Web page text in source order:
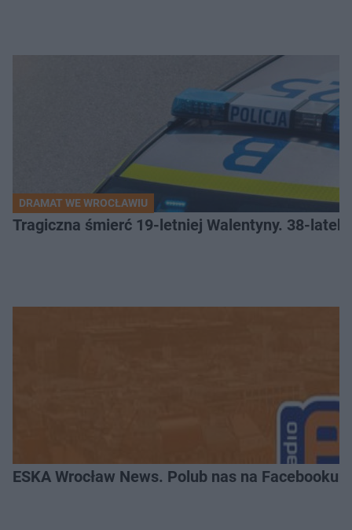
DRAMAT WE WROCŁAWIU
Tragiczna śmierć 19-letniej Walentyny. 38-
ESKA Wrocław News. Polub nas na Facebooku!